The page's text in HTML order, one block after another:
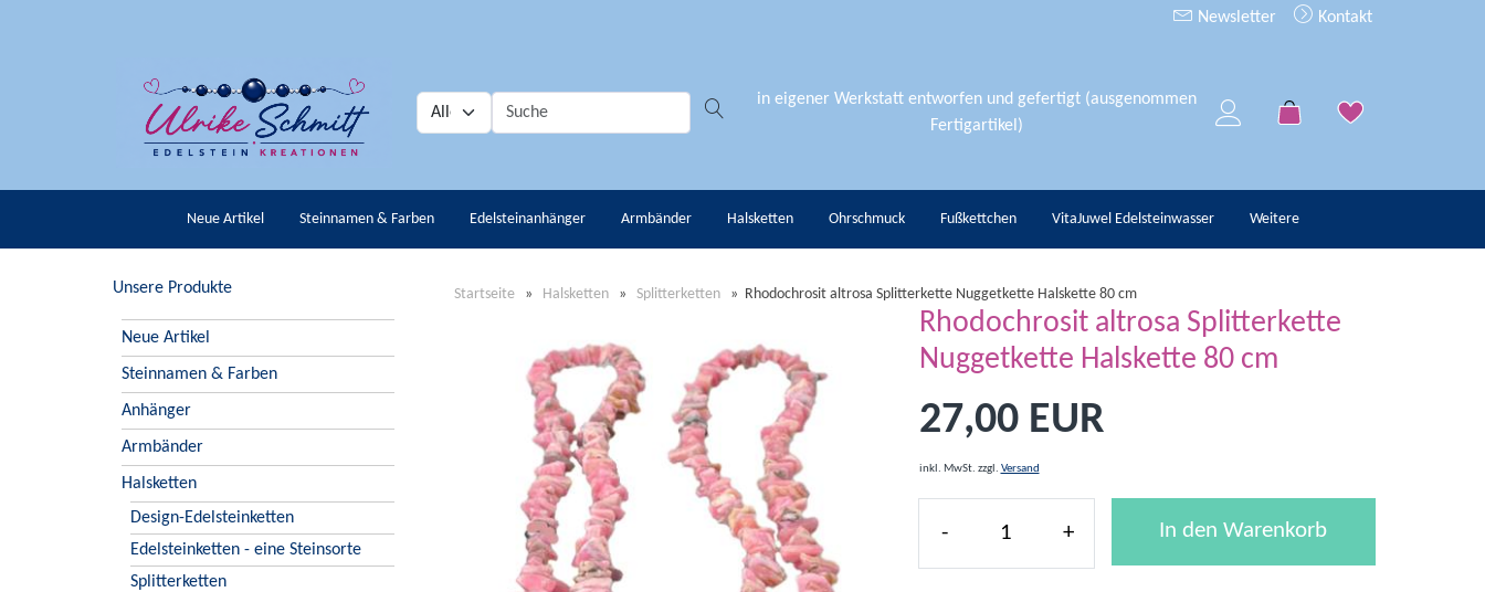
Newsletter Kontakt
in eigener Werkstatt entworfen und gefertigt (ausgenommen
Fertigartikel)
Neue Artikel Steinnamen & Farben Edelsteinanhänger Armbänder Halsketten Ohrschmuck Fußkettchen VitaJuwel Edelsteinwasser Weitere
Unsere Produkte
Neue Artikel
Steinnamen & Farben
Anhänger
Armbänder
Halsketten
Design-Edelsteinketten
Edelsteinketten - eine Steinsorte
Splitterketten
Startseite » Halsketten » Splitterketten » Rhodochrosit altrosa Splitterkette Nuggetkette Halskette 80 cm
Rhodochrosit altrosa Splitterkette
Nuggetkette Halskette 80 cm
27,00 EUR
inkl. MwSt. zzgl. Versand
- + In den Warenkorb